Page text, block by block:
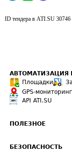
ID тендера в ATI.SU 30746
АВТОМАТИЗАЦИЯ
Площадки
GPS-мониторинг
API ATI.SU
ПОЛЕЗНОЕ
БЕЗОПАСНОСТЬ